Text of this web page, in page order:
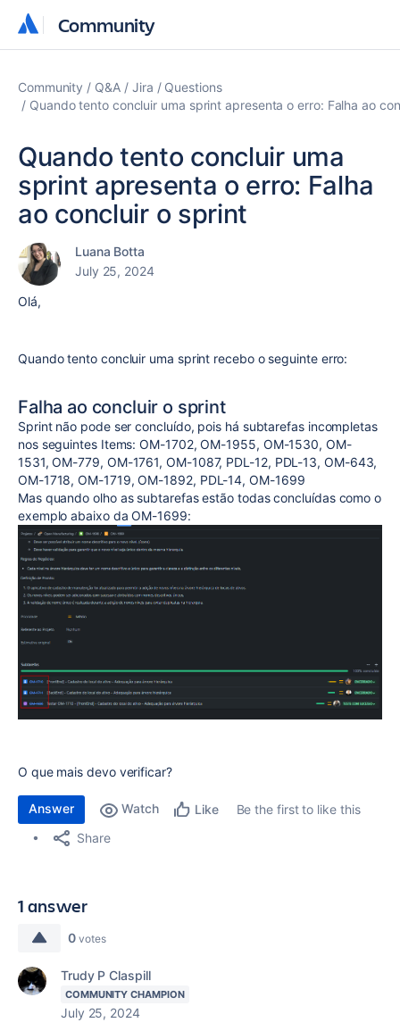
Community
Community
Community Q&A Jira
Questions
Quando tento concluir uma sprint apresenta o erro: Falha ao
Quando tento concluir uma
sprint apresenta o erro: Falha
ao concluir o sprint
Luana Botta
July 25, 2024
Olá,
Quando tento concluir uma sprint recebo o seguinte erro:
Falha ao concluir o sprint
Sprint não pode ser concluído, pois há subtarefas incompletas
nos seguintes Items: OM-1702, OM-1955, OM-1530, OM-
1531, OM-779, OM-1761, OM-1087, PDL-12, PDL-13, OM-643,
OM-1718, OM-1719, OM-1892, PDL-14, OM-1699
Mas quando olho as subtarefas estão todas concluídas como o
exemplo abaixo da OM-1699:
O que mais devo verificar?
Answer Watch Like
Be the first to like this
Share
1 answer
0 votes
Trudy P Claspill
COMMUNITY CHAMPION
July 25, 2024